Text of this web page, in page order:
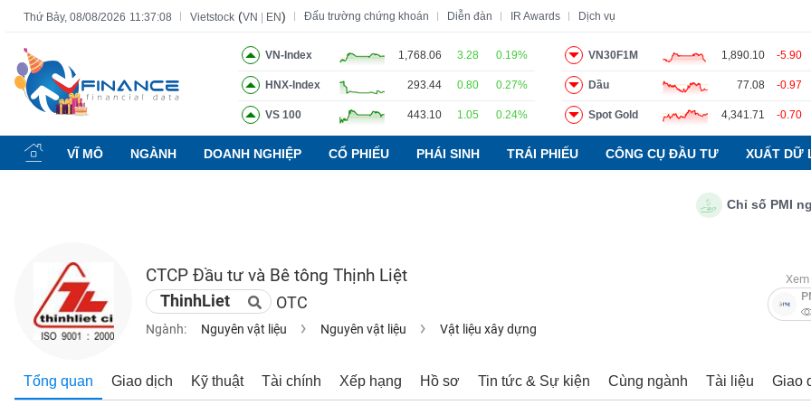
Thứ Bảy, 08/08/2026 11:37:09 Vietstock (VN EN) Đấu trường chứng khoán Diễn đàn IR Awards Dịch vụ
VN-Index 1,768.06 3.28 0.19%
HNX-Index 293.44 0.80 0.27%
VS 100 443.10 1.05 0.24%
VN30F1M 1,890.10 -5.90
Dầu 77.08 -0.97
Spot Gold 4,341.71 -0.70
VĨ MÔ NGÀNH DOANH NGHIỆP CỔ PHIẾU PHÁI SINH TRÁI PHIẾU CÔNG CỤ ĐẦU TƯ XUẤT DỮ
Chỉ số PMI
CTCP Đầu tư và Bê tông Thịnh Liệt
ThinhLiet OTC
Ngành: Nguyên vật liệu Nguyên vật liệu Vật liệu xây dựng
Tổng quan Giao dịch Kỹ thuật Tài chính Xếp hạng Hồ sơ Tin tức & Sự kiện Cùng ngành Tài liệu Giao
Tất cả Tính năng Ngành Mã chứng khoán Lãnh đạo Báo cáo phân tích Thuật ngữ
Tính
năng
(-)
CHỨNG
KHOÁN
NGHIỆP